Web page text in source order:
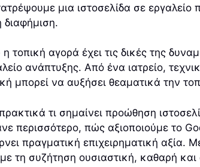
μια ιστοσελίδα σε εργαλείο
αγορά έχει τις δικές της
ανάπτυξης. Από ένα ιατρείο,
μπορεί να αυξήσει θεαματικά την
τι σημαίνει προώθηση
περισσότερο, πώς αξιοποιούμε το
πραγματική επιχειρηματική αξία.
τη συζήτηση ουσιαστική, καθαρή